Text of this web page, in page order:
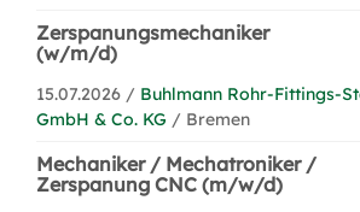
Zerspanungsmechaniker
(w/m/d)
15.07.2026 / Buhlmann Rohr-Fittings-
GmbH & Co. KG / Bremen
Mechaniker / Mechatroniker /
Zerspanung CNC (m/w/d)